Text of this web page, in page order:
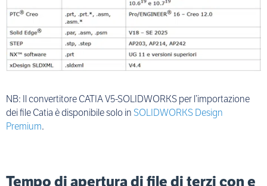
NB: Il convertitore CATIA V5-SOLIDWORKS per l’importazione
dei file Catia è disponibile solo inSOLIDWORKS Design
Premium.
Tempo di apertura di file di terzi con e